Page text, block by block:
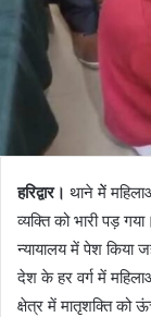
हरिद्वार। थाने मेें
व्यक्ति को भारी पड़
न्यायालय में पेश
देश के हर वर्ग में
क्षेत्र में मातृशक्ति को